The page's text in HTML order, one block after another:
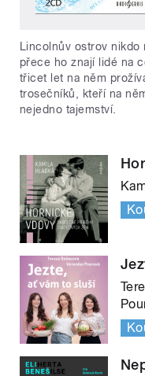
Lincolnův ostrov nikdo
přece ho znají lidé na
třicet let na něm
trosečníků, kteří na
nejedno tajemství.